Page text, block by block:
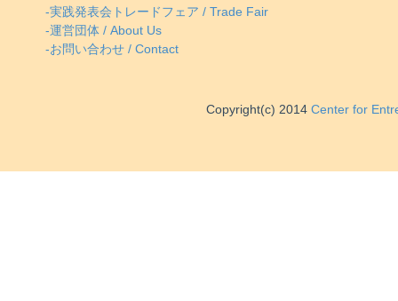
-実践発表会トレードフェア / Trade Fair
-運営団体 / About Us
-お問い合わせ / Contact
Copyright(c) 2014 Center for